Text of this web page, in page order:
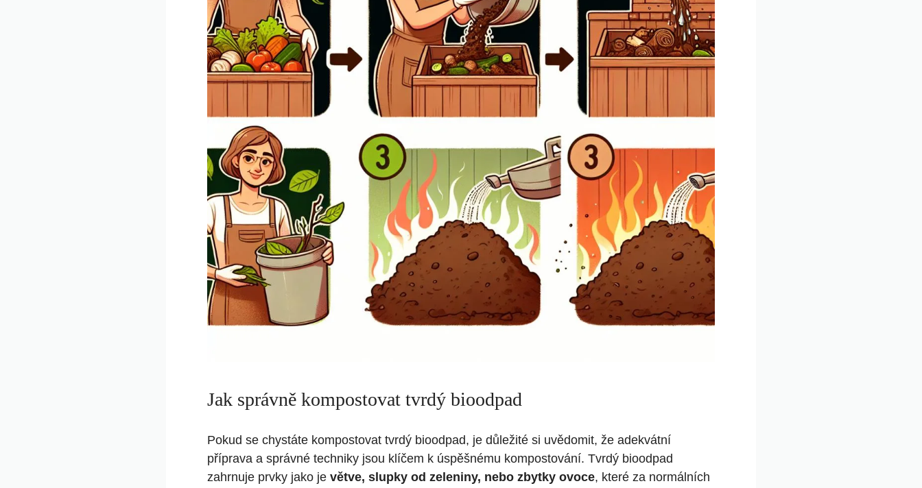
Jak správně kompostovat tvrdý bioodpad
Pokud se chystáte kompostovat tvrdý bioodpad, je důležité si uvědomit, že adekvátní
příprava a správné techniky jsou klíčem k úspěšnému kompostování. Tvrdý bioodpad
zahrnuje prvky jako je větve, slupky od zeleniny, nebo zbytky ovoce, které za normálních